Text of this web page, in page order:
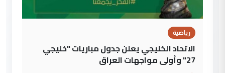
رياضية
الاتحاد الخليجي يعلن جدول مباريات "خليجي
27" وأولى مواجهات العراق